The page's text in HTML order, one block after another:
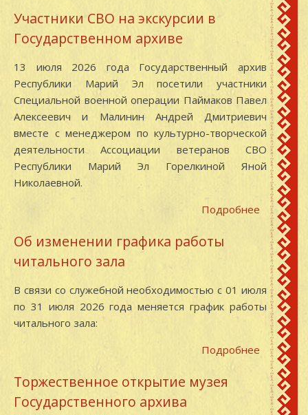
центра
«Эссен»
Марий
Эл
записано
первое
с
СВО
Участники СВО на экскурсии в
Государственном архиве
13 июля 2026 года Государственный архив
Республики Марий Эл посетили участники
Специальной военной операции Паймаков Павел
Алексеевич и Малинин Андрей Дмитриевич
вместе с менеджером по культурно-творческой
деятельности Ассоциации ветеранов СВО
Республики Марий Эл Горелкиной Яной
Николаевной.
Подробнее
СВО
на
экскурсии
в
архиве
Об изменении графика работы
читального зала
В связи со служебной необходимостью с 01 июля
по 31 июля 2026 года меняется график работы
читального зала:
Подробнее
Об
графика
Торжественное открытие музея
Государственного архива